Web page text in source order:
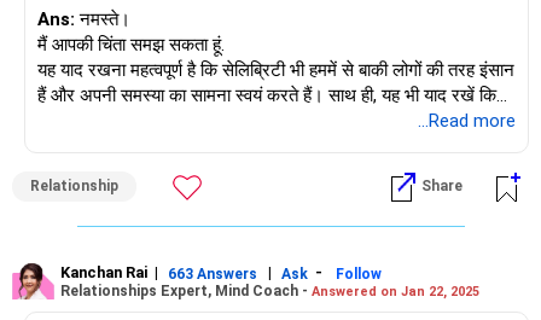
शुभकामनाएं!
Ans: नमस्ते।
मैं आपकी चिंता समझ सकता हूं.
यह याद रखना महत्वपूर्ण है कि सेलिब्रिटी भी हममें से बाकी लोगों की तरह इंसान
हैं और अपनी समस्या का सामना स्वयं करते हैं। साथ ही, यह भी याद रखें कि
कई मशहूर हस्तियों की शादियाँ दशकों तक चली हैं और लगातार फल-फूल रही
एक जोड़े के रूप में, आप प्रयास और प्रतिबद्धता के माध्यम से एक मजबूत,
स्थायी रिश्ता बना सकते हैं। हालाँकि विवाह की लंबी आयु की गारंटी देना असंभव
है, लेकिन निश्चित रूप से ऐसे गुण और कार्य हैं जो स्वस्थ संबंधों में योगदान
1. मजबूत संचार:
खुले और ईमानदार रहें. अपने विचारों, भावनाओं और जरूरतों को अपने साथी के
...Read more
Relationship Share
Kanchan Rai | 663 Answers | Ask -
Follow
Relationships Expert, Mind Coach - Answered on Jan 22, 2025